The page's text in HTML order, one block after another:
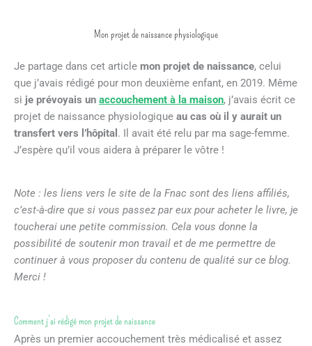
Mon projet de naissance physiologique
Je partage dans cet article mon projet de naissance, celui
que j’avais rédigé pour mon deuxième enfant, en 2019. Même
si je prévoyais un accouchement à la maison, j’avais écrit ce
projet de naissance physiologique au cas où il y aurait un
transfert vers l’hôpital . Il avait été relu par ma sage-femme.
J’espère qu’il vous aidera à préparer le vôtre !
Note : les liens vers le site de la Fnac sont des liens affiliés,
c’est-à-dire que si vous passez par eux pour acheter le livre, je
toucherai une petite commission. Cela vous donne la
possibilité de soutenir mon travail et de me permettre de
continuer à vous proposer du contenu de qualité sur ce blog.
Merci !
Comment j’ai rédigé mon projet de naissance
Après un premier accouchement très médicalisé et assez